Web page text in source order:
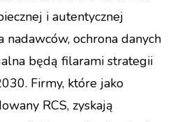
i autentycznej
nadawców, ochrona danych
będą filarami strategii
Firmy, które jako
RCS, zyskają